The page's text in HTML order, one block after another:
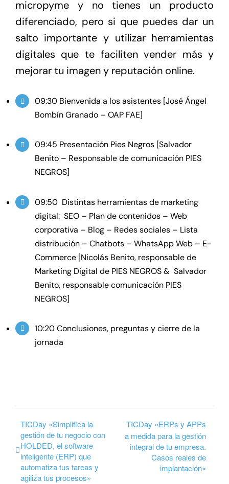
micropyme y no tienes un producto
diferenciado, pero si que puedes dar un
salto importante y utilizar herramientas
digitales que te faciliten vender más y
mejorar tu imagen y reputación online.
09:30 Bienvenida a los asistentes [José Ángel
Bombín Granado – OAP FAE]
09:45 Presentación Pies Negros [Salvador
Benito – Responsable de comunicación PIES
NEGROS]
09:50 Distintas herramientas de marketing
digital: SEO – Plan de contenidos – Web
corporativa – Blog – Redes sociales – Lista
distribución – Chatbots – WhatsApp Web – E-
Commerce [Nicolás Benito, responsable de
Marketing Digital de PIES NEGROS & Salvador
Benito, responsable comunicación PIES
NEGROS]
10:20 Conclusiones, preguntas y cierre de la
jornada
TICDay «Simplifica la
gestión de tu negocio con
HOLDED, el software
inteligente (ERP) que
automatiza tus tareas y
agiliza tus procesos»
TICDay «ERPs y APPs
a medida para la gestión
integral de tu empresa.
Casos reales de
implantación»